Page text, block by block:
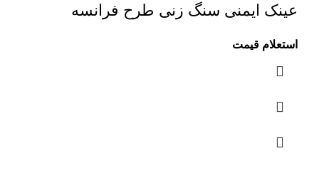
عینک ایمنی سنگ زنی طرح فرانسه
استعلام قیمت